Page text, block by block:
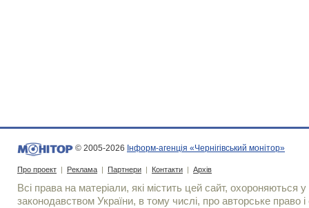
© 2005-2026 Інформ-агенція «Чернігівський монітор»
Про проект | Реклама | Партнери | Контакти | Архів
Всі права на матеріали, які містить цей сайт, охороняються у
законодавством України, в тому числі, про авторське право і